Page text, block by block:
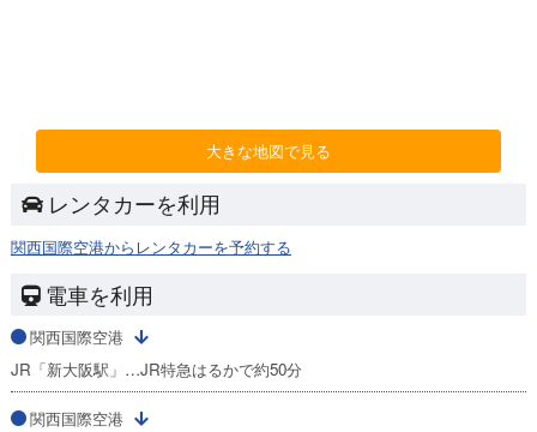
大きな地図で見る
レンタカーを利用
関西国際空港からレンタカーを予約する
電車を利用
関西国際空港
JR「新大阪駅」…JR特急はるかで約50分
関西国際空港